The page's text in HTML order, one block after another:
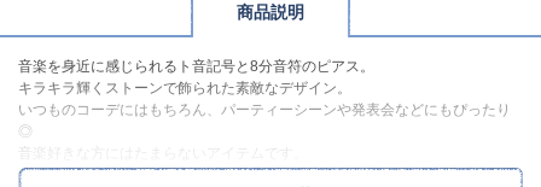
商品説明
音楽を身近に感じられるト音記号と8分音符のピアス。
キラキラ輝くストーンで飾られた素敵なデザイン。
いつものコーデにはもちろん、パーティーシーンや発表会などにもぴったり
◎
音楽好きな方にはたまらないアイテムです。
同シリーズのアクセサリーと揃えるのもおすすめ。